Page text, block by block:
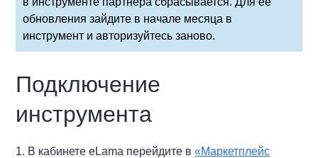
обновления зайдите в начале месяца в
инструмент и авторизуйтесь заново.
Подключение
инструмента
1. В кабинете eLama перейдите в«Маркетплейс